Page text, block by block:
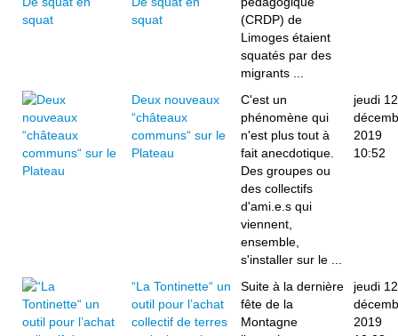
squat
(CRDP) de
Limoges étaient
squatés par des
migrants ...
Deux nouveaux
“châteaux
communs“ sur le
Plateau
C'est un
phénomène qui
n'est plus tout à
fait anecdotique.
Des groupes ou
des collectifs
d'ami.e.s qui
viennent,
ensemble,
s'installer sur le ...
jeudi 12
2019
10:52
“La Tontinette“ un
outil pour l’achat
collectif de terres
Suite à la dernière
fête de la
Montagne
jeudi 12
2019